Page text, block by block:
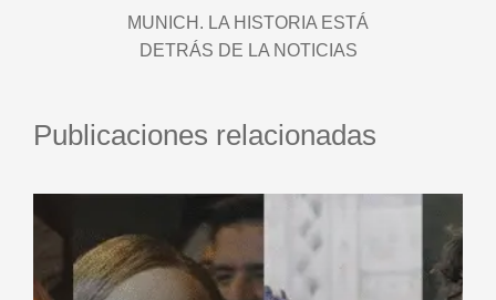
MUNICH. LA HISTORIA ESTÁ
DETRÁS DE LA NOTICIAS
Publicaciones relacionadas